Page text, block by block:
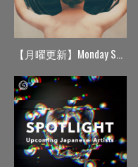
【月曜更新】Monday Spin